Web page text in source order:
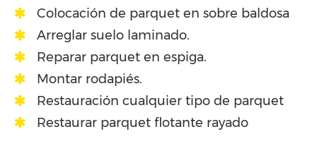
Colocación de parquet en sobre baldosa
Arreglar suelo laminado.
Reparar parquet en espiga.
Montar rodapiés.
Restauración cualquier tipo de parquet
Restaurar parquet flotante rayado